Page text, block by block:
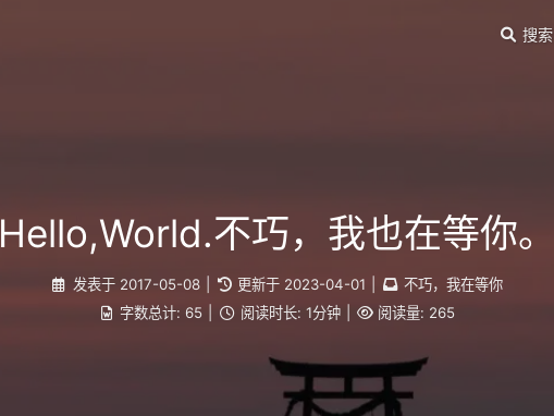
搜索
Hello,World.不巧，我也在等你。
发表于 2017-05-08 更新于 2023-04-01
不巧，我在等你
字数总计: 65 阅读时长: 1分钟 阅读量: 265